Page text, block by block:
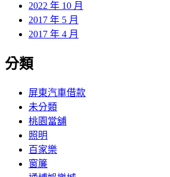
2022 年 10 月
2017 年 5 月
2017 年 4 月
分類
屏東汽車借款
未分類
桃園當舖
照明
百家樂
窗簾